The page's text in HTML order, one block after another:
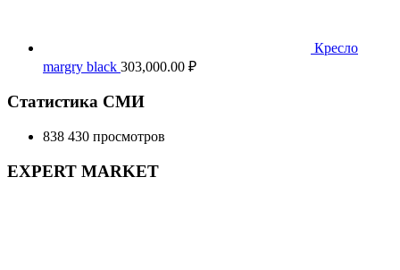
Кресло
margry black 303,000.00 ₽
Статистика СМИ
838 430 просмотров
EXPERT MARKET